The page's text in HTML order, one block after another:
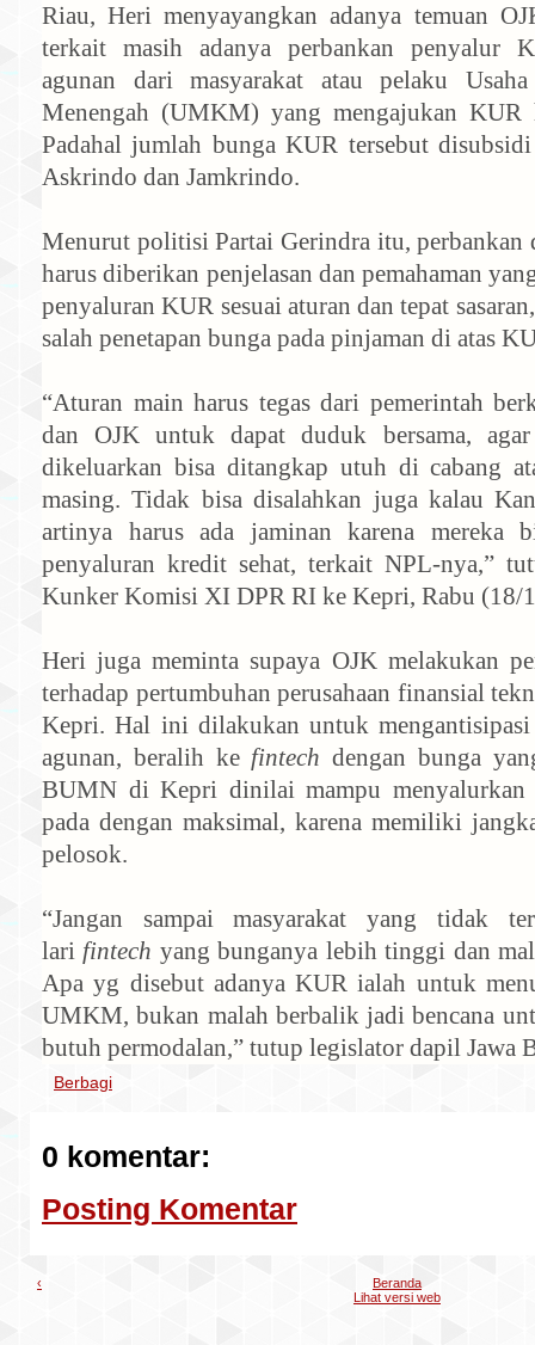
Riau, Heri menyayangkan adanya temuan
terkait masih adanya perbankan penyalur
agunan dari masyarakat atau pelaku
Menengah (UMKM) yang mengajukan
Padahal jumlah bunga KUR tersebut
Askrindo dan Jamkrindo.
Menurut politisi Partai Gerindra itu, perbankan
harus diberikan penjelasan dan pemahaman
penyaluran KUR sesuai aturan dan tepat
salah penetapan bunga pada pinjaman di atas
“Aturan main harus tegas dari pemerintah
dan OJK untuk dapat duduk bersama,
dikeluarkan bisa ditangkap utuh di cabang
masing. Tidak bisa disalahkan juga kalau
artinya harus ada jaminan karena mereka
penyaluran kredit sehat, terkait NPL-nya,”
Kunker Komisi XI DPR RI ke Kepri, Rabu (18/
Heri juga meminta supaya OJK melakukan
terhadap pertumbuhan perusahaan finansial
Kepri. Hal ini dilakukan untuk mengantisipasi
agunan, beralih ke fintech dengan bunga
BUMN di Kepri dinilai mampu menyalurkan
pada dengan maksimal, karena memiliki
pelosok.
“Jangan sampai masyarakat yang tidak
lari fintech yang bunganya lebih tinggi dan
Apa yg disebut adanya KUR ialah untuk
UMKM, bukan malah berbalik jadi bencana
butuh permodalan,” tutup legislator dapil Jawa
Berbagi
0 komentar:
Posting Komentar
‹
Beranda
Lihat versi web